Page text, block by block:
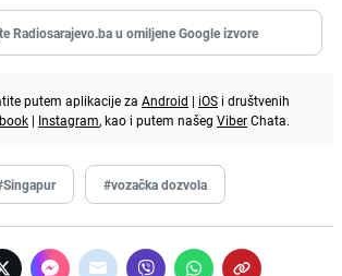
Radiosarajevo.ba u omiljene Google izvore
putem aplikacije za Android | iOS i društvenih
| Instagram, kao i putem našeg ViberChata.
#vozačka dozvola